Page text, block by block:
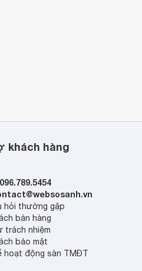
khách hàng
096.789.5454
hỏi thường gặp
bán hàng
trách nhiệm
bảo mật
hoạt động sàn TMĐT